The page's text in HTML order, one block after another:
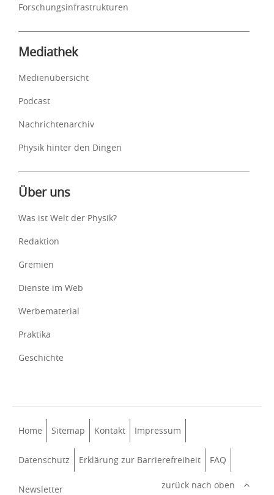
Forschungsinfrastrukturen
Mediathek
Medienübersicht
Podcast
Nachrichtenarchiv
Physik hinter den Dingen
Über uns
Was ist Welt der Physik?
Redaktion
Gremien
Dienste im Web
Werbematerial
Praktika
Geschichte
Home Sitemap Kontakt Impressum
Datenschutz Erklärung zur Barrierefreiheit FAQ
Newsletter zurück nach oben